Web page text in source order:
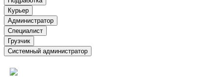
Курьер
Администратор
Специалист
Грузчик
Системный администратор